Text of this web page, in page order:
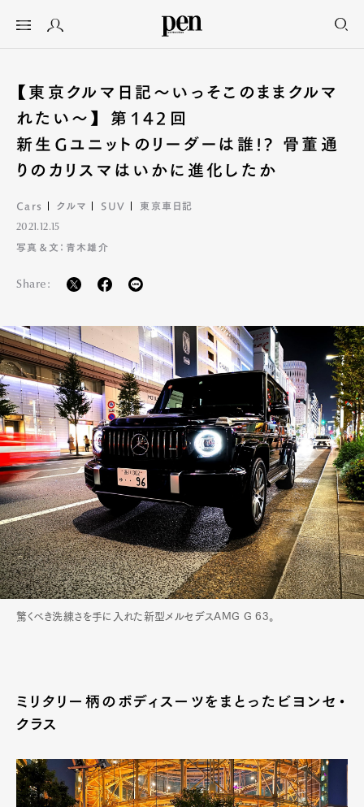
【東京クルマ日記〜いっそこのままクルマ
れたい〜】 第142回
新生Gユニットのリーダーは誰!? 骨董通
りのカリスマはいかに進化したか
Cars クルマ SUV 東京車日記
2021.12.15
写真＆文：青木雄介
Share:
驚くべき洗練さを手に入れた新型メルセデスAMG G 63。
ミリタリー柄のボディスーツをまとったビヨンセ・
クラス